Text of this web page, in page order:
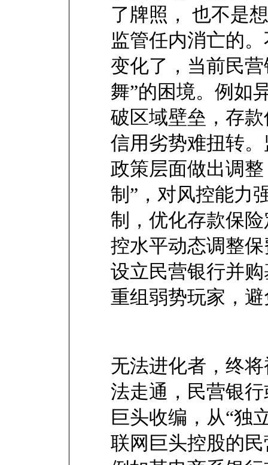
了牌照， 也不是
监管任内消亡的
变化了，当前民
舞”的困境。例如
破区域壁垒，存
信用劣势难扭转
政策层面做出调
制”，对风控能力
制，优化存款保
控水平动态调整
设立民营银行并
重组弱势玩家，
无法进化者，终
法走通，民营银
巨头收编，从“独
联网巨头控股的